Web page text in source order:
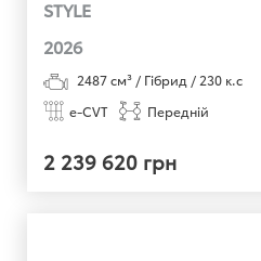
STYLE
2026
2487см³ / Гібрид / 230 к.с
e-CVT
Передній
2 239 620 грн